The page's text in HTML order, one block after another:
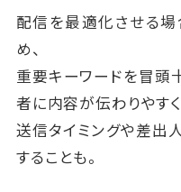
配信を最適化させる
め、
重要キーワードを冒頭
者に内容が伝わりやすく
送信タイミングや差出
することも。